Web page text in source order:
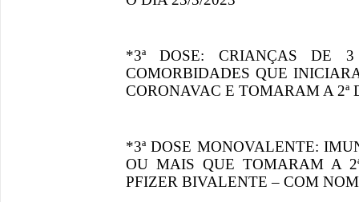
*3ª DOSE: CRIANÇAS
COMORBIDADES QUE
CORONAVAC E TOMARAM A 2ª
*3ª DOSE MONOVALENTE:
OU MAIS QUE TOMARAM A
PFIZER BIVALENTE – COM